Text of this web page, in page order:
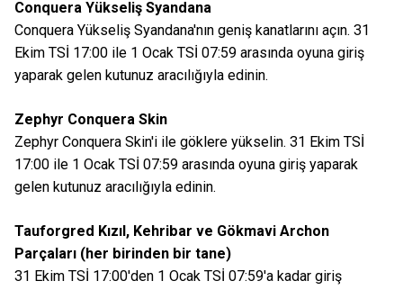
Conquera Yükseliş Syandana
Conquera Yükseliş Syandana'nın geniş kanatlarını açın. 31
Ekim TSİ 17:00 ile 1 Ocak TSİ 07:59 arasında oyuna giriş
yaparak gelen kutunuz aracılığıyla edinin.
Zephyr Conquera Skin
Zephyr Conquera Skin'i ile göklere yükselin. 31 Ekim TSİ
17:00 ile 1 Ocak TSİ 07:59 arasında oyuna giriş yaparak
gelen kutunuz aracılığıyla edinin.
Tauforgred Kızıl, Kehribar ve Gökmavi Archon
Parçaları (her birinden bir tane)
31 Ekim TSİ 17:00'den 1 Ocak TSİ 07:59'a kadar giriş